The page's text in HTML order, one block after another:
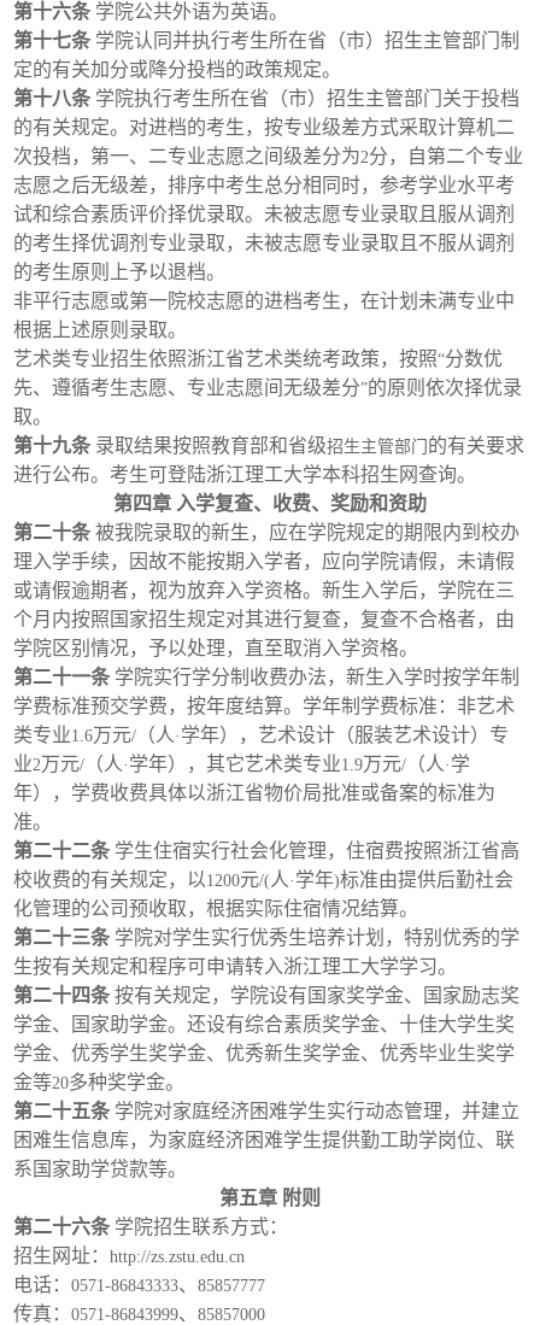
第十六条 学院公共外语为英语。
第十七条 学院认同并执行考生所在省（市）招生主管部门制
定的有关加分或降分投档的政策规定。
第十八条 学院执行考生所在省（市）招生主管部门关于投档
的有关规定。对进档的考生，按专业级差方式采取计算机二
次投档，第一、二专业志愿之间级差分为2分，自第二个专业
志愿之后无级差，排序中考生总分相同时，参考学业水平考
试和综合素质评价择优录取。未被志愿专业录取且服从调剂
的考生择优调剂专业录取，未被志愿专业录取且不服从调剂
的考生原则上予以退档。
非平行志愿或第一院校志愿的进档考生，在计划未满专业中
根据上述原则录取。
艺术类专业招生依照浙江省艺术类统考政策，按照“分数优
先、遵循考生志愿、专业志愿间无级差分”的原则依次择优录
取。
第十九条 录取结果按照教育部和省级招生主管部门 的有关要求
进行公布。考生可登陆浙江理工大学本科招生网查询。
第四章 入学复查、收费、奖励和资助
第二十条 被我院录取的新生，应在学院规定的期限内到校办
理入学手续，因故不能按期入学者，应向学院请假，未请假
或请假逾期者，视为放弃入学资格。新生入学后，学院在三
个月内按照国家招生规定对其进行复查，复查不合格者，由
学院区别情况，予以处理，直至取消入学资格。
第二十一条 学院实行学分制收费办法，新生入学时按学年制
学费标准预交学费，按年度结算。学年制学费标准：非艺术
类专业1.6万元/ （人 · 学年），艺术设计（服装艺术设计）专
业2万元/ （人 · 学年），其它艺术类专业1.9万元/ （人 · 学
年），学费收费具体以浙江省物价局批准或备案的标准为
准。
第二十二条 学生住宿实行社会化管理，住宿费按照浙江省高
校收费的有关规定，以 1200元/( 人 · 学年)标准由提供后勤社会
化管理的公司预收取，根据实际住宿情况结算。
第二十三条 学院对学生实行优秀生培养计划，特别优秀的学
生按有关规定和程序可申请转入浙江理工大学学习。
第二十四条 按有关规定，学院设有国家奖学金、国家励志奖
学金、国家助学金。还设有综合素质奖学金、十佳大学生奖
学金、优秀学生奖学金、优秀新生奖学金、优秀毕业生奖学
金等20多种奖学金。
第二十五条 学院对家庭经济困难学生实行动态管理，并建立
困难生信息库，为家庭经济困难学生提供勤工助学岗位、联
系国家助学贷款等。
第五章 附则
第二十六条 学院招生联系方式：
招生网址：http://zs.zstu.edu.cn
电话：0571-86843333、85857777
传真：0571-86843999、85857000